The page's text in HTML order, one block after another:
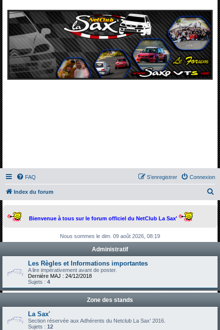
FAQ Connexion
S’enregistrer
Index du forum
Bienvenue à tous sur le forum officiel du NetClub La Sax'
Nous sommes le dim. 09 août 2026, 08:19
Administratif
Les Règles et Informations importantes
A lire impérativement avant de poster.
Dernière MAJ : 24/12/2018
Sujets : 4
Zone des stands
La Sax'
Section réservée aux Adhérents du Netclub La Sax' 2016.
Sujets : 12